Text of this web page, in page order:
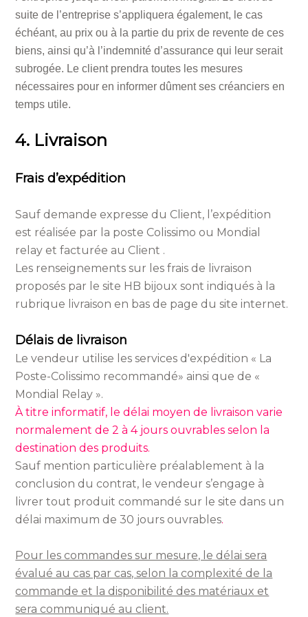
suite de l’entreprise s’appliquera également, le cas
échéant, au prix ou à la partie du prix de revente de ces
biens, ainsi qu’à l’indemnité d’assurance qui leur serait
subrogée. Le client prendra toutes les mesures
nécessaires pour en informer dûment ses créanciers en
temps utile.
4. Livraison
Frais d’expédition
Sauf demande expresse du Client, l’expédition
est réalisée par la poste Colissimo ou Mondial
relay et facturée au Client .
Les renseignements sur les frais de livraison
proposés par le site HB bijoux sont indiqués à la
rubrique livraison en bas de page du site internet.
Délais de livraison
Le vendeur utilise les services d'expédition « La
Poste-Colissimo recommandé» ainsi que de «
Mondial Relay ».
À titre informatif, le délai moyen de livraison varie
normalement de 2 à 4 jours ouvrables selon la
destination des produits.
Sauf mention particulière préalablement à la
conclusion du contrat, le vendeur s’engage à
livrer tout produit commandé sur le site dans un
délai maximum de 30 jours ouvrables.
Pour les commandes sur mesure, le délai sera
évalué au cas par cas, selon la complexité de la
commande et la disponibilité des matériaux et
sera communiqué au client.